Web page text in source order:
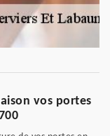
vos portes